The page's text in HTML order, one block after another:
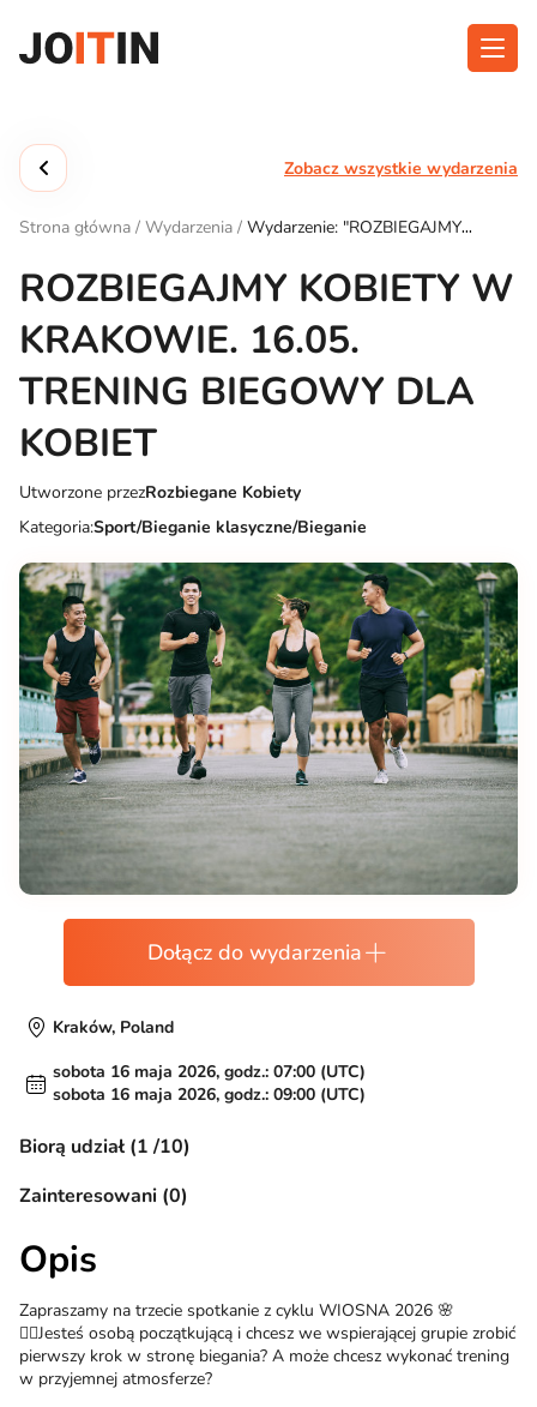
treści
Funkcjonalność
Kontakt
Pobierz aplikację:
Zobacz wszystkie wydarzenia
Strona główna / Wydarzenia / Wydarzenie: "ROZBIEGAJMY
KOBIET"
ROZBIEGAJMY KOBIETY W
KRAKOWIE. 16.05.
TRENING BIEGOWY DLA
KOBIET
Utworzone przezRozbiegane Kobiety
Kategoria:Sport/Bieganie klasyczne/Bieganie
Dołącz do wydarzenia
Kraków, Poland
sobota 16 maja 2026, godz.: 07:00 (UTC)
sobota 16 maja 2026, godz.: 09:00 (UTC)
Biorą udział (1 /10)
Zainteresowani (0)
Opis
Zapraszamy na trzecie spotkanie z cyklu WIOSNA 2026 🌸
🙋‍♀️Jesteś osobą początkującą i chcesz we wspierającej grupie zrobić
pierwszy krok w stronę biegania? A może chcesz wykonać trening
w przyjemnej atmosferze?